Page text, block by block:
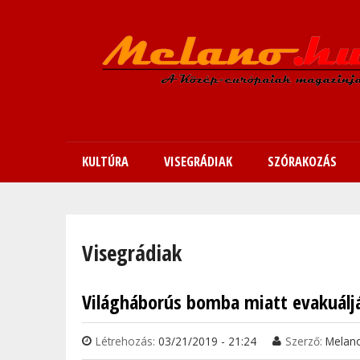
KULTÚRA VISEGRÁDIAK SZÓRAKOZÁS
Visegrádiak
Világháborús bomba miatt
Létrehozás: 03/21/2019 - 21:24 Szerző:
Oldalak